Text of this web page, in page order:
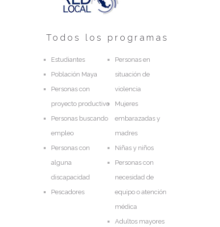
Todos los programas
Estudiantes
Población Maya
Personas con
proyecto productivo
Personas buscando
empleo
Personas con
alguna
discapacidad
Pescadores
Personas en
situación de
violencia
Mujeres
embarazadas y
madres
Niñas y niños
Personas con
necesidad de
equipo o atención
médica
Adultos mayores